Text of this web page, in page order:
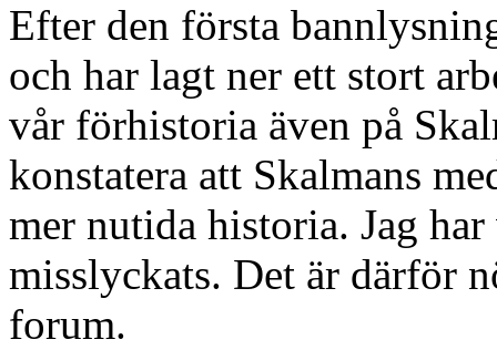
Efter den första
och har lagt ner ett stort
vår förhistoria även på
konstatera att Skalmans
mer nutida historia. Jag
misslyckats. Det är därför
forum.